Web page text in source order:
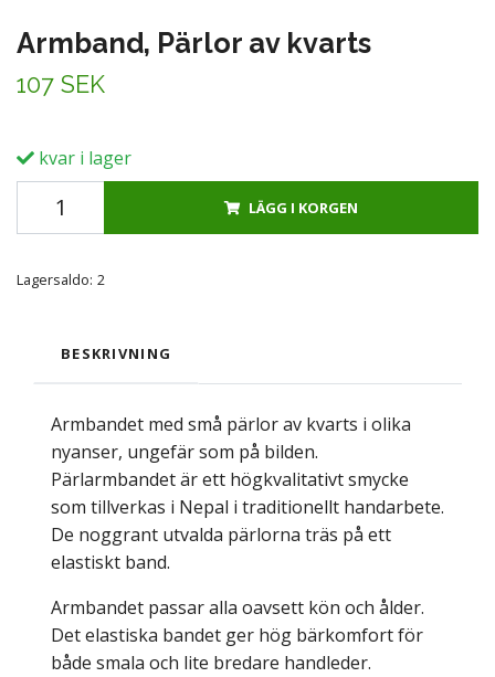
Armband, Pärlor av kvarts
107 SEK
kvar i lager
LÄGG I KORGEN
Lagersaldo: 2
BESKRIVNING
Armbandet med små pärlor av kvarts i olika
nyanser, ungefär som på bilden.
Pärlarmbandet är ett högkvalitativt smycke
som tillverkas i Nepal i traditionellt handarbete.
De noggrant utvalda pärlorna träs på ett
elastiskt band.
Armbandet passar alla oavsett kön och ålder.
Det elastiska bandet ger hög bärkomfort för
både smala och lite bredare handleder.